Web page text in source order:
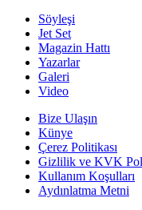
Söyleşi
Jet Set
Magazin Hattı
Yazarlar
Galeri
Video
Bize Ulaşın
Künye
Çerez Politikası
Gizlilik ve KVK
Kullanım Koşulları
Aydınlatma Metni